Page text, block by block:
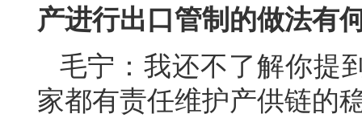
产进行出口管制的做法有
毛宁：我还不了解你提
家都有责任维护产供链的